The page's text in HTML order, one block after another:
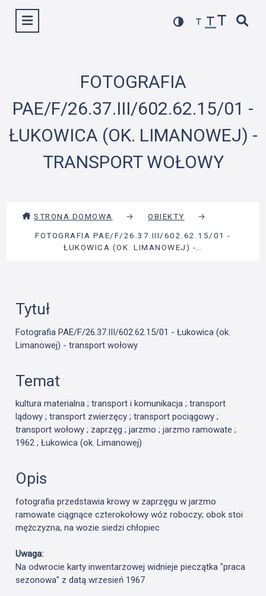
Wyświetl menu
FOTOGRAFIA
PAE/F/26.37.III/602.62.15/01 -
ŁUKOWICA (OK. LIMANOWEJ) -
TRANSPORT WOŁOWY
STRONA DOMOWA → OBIEKTY
→
FOTOGRAFIA PAE/F/26.37.III/602.62.15/01 -
ŁUKOWICA (OK. LIMANOWEJ) -…
Tytuł
Fotografia PAE/F/26.37.III/602.62.15/01 - Łukowica (ok.
Limanowej) - transport wołowy
Temat
kultura materialna ; transport i komunikacja ; transport
lądowy ; transport zwierzęcy ; transport pociągowy ;
transport wołowy ; zaprzęg ; jarzmo ; jarzmo ramowate ;
1962 ; Łukowica (ok. Limanowej)
Opis
fotografia przedstawia krowy w zaprzęgu w jarzmo
ramowate ciągnące czterokołowy wóz roboczy; obok stoi
mężczyzna, na wozie siedzi chłopiec
Uwaga:
Na odwrocie karty inwentarzowej widnieje pieczątka "praca
sezonowa" z datą wrzesień 1967